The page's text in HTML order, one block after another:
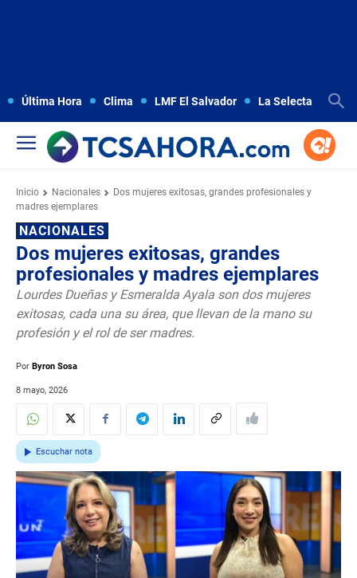
Última Hora Clima LMF El Salvador La Selecta
Inicio Nacionales
Dos mujeres exitosas, grandes profesionales y
madres ejemplares
NACIONALES
Dos mujeres exitosas, grandes
profesionales y madres ejemplares
Lourdes Dueñas y Esmeralda Ayala son dos mujeres
exitosas, cada una su área, que llevan de la mano su
profesión y el rol de ser madres.
Por Byron Sosa
8 mayo, 2026
Escuchar nota